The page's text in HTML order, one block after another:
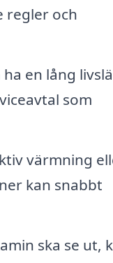
regler och
en lång
som
värmning
kan snabbt
ska se ut,